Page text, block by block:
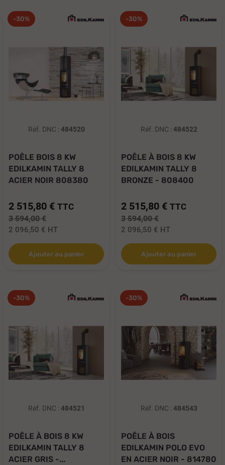
-30%
Réf. DNC : 484520
POÊLE BOIS 8 KW
EDILKAMIN TALLY 8
ACIER NOIR 808380
2 515,80 € TTC
3 594,00 €
2 096,50 € HT
Ajouter au panier
-30%
Réf. DNC : 484522
POÊLE À BOIS 8 KW
EDILKAMIN TALLY 8
BRONZE - 808400
2 515,80 € TTC
3 594,00 €
2 096,50 € HT
Ajouter au panier
-30%
Réf. DNC : 484521
POÊLE À BOIS 8 KW
EDILKAMIN TALLY 8
ACIER GRIS -...
-30%
Réf. DNC : 484543
POÊLE À BOIS
EDILKAMIN POLO EVO
EN ACIER NOIR - 814780